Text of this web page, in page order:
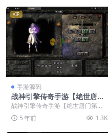
VIP
手游源码
战神引擎传奇手游【绝世唐门
第二季】2021整理服务端+武
魂殿+唐门暗器+玄天功+魂力
封号+魂环+武魂【站长亲测】
战神引擎传奇手游【绝世唐门第二
季】2021整理服务端+武魂殿+唐门
暗器+玄天功+...
5 年前 1.3K